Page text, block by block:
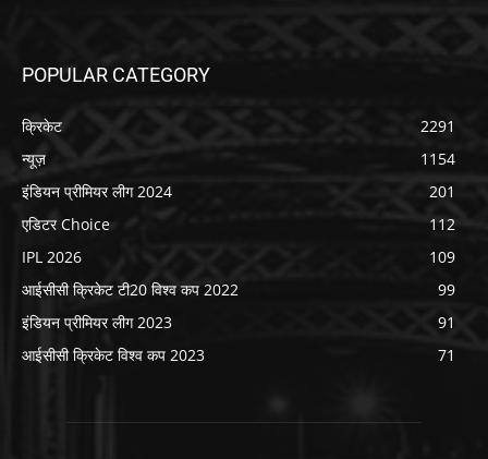
POPULAR CATEGORY
क्रिकेट
2291
न्यूज़
1154
इंडियन प्रीमियर लीग 2024
201
एडिटर Choice
112
IPL 2026
109
आईसीसी क्रिकेट टी20 विश्व कप 2022
99
इंडियन प्रीमियर लीग 2023
91
आईसीसी क्रिकेट विश्व कप 2023
71